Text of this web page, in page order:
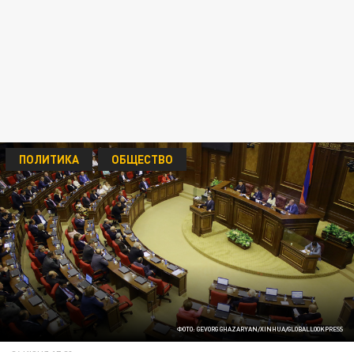
ФОТО: GEVORG GHAZARYAN/XINHUA/GLOBALLOOKPRESS
ПОЛИТИКА ОБЩЕСТВО